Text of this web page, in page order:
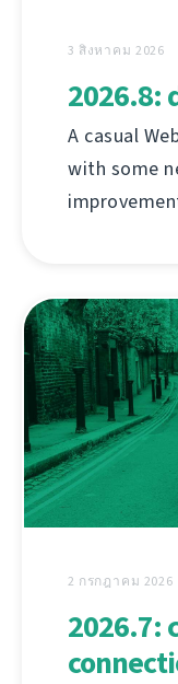
3 สิงหาคม 2026
2026.8:
A casual
with some
2 กรกฎาคม 2026
2026.7: